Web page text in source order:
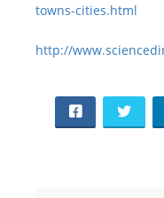
towns-cities.html
http://